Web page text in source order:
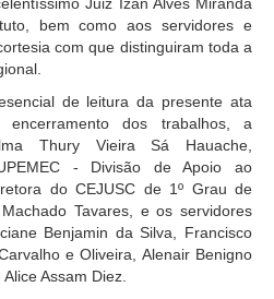
Digital
de TIC
- 2026
bem como aos servidores e
com que distinguiram toda a
de leitura da presente ata
encerramento dos trabalhos, a
Thury Vieira Sá Hauache,
- Divisão de Apoio ao
do CEJUSC de 1º Grau de
Tavares, e os servidores
Benjamin da Silva, Francisco
e Oliveira, Alenair Benigno
Assam Diez.